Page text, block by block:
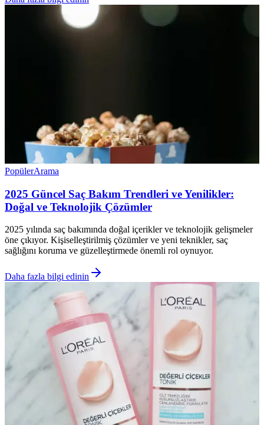
PopülerArama
2025 Güncel Saç Bakım Trendleri ve Yenilikler:
Doğal ve Teknolojik Çözümler
2025 yılında saç bakımında doğal içerikler ve teknolojik gelişmeler
öne çıkıyor. Kişiselleştirilmiş çözümler ve yeni teknikler, saç
sağlığını koruma ve güzelleştirmede önemli rol oynuyor.
Daha fazla bilgi edinin